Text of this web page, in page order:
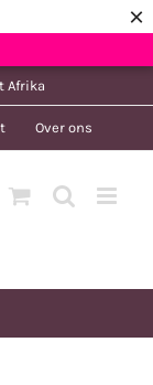
×
Afrika
Over ons